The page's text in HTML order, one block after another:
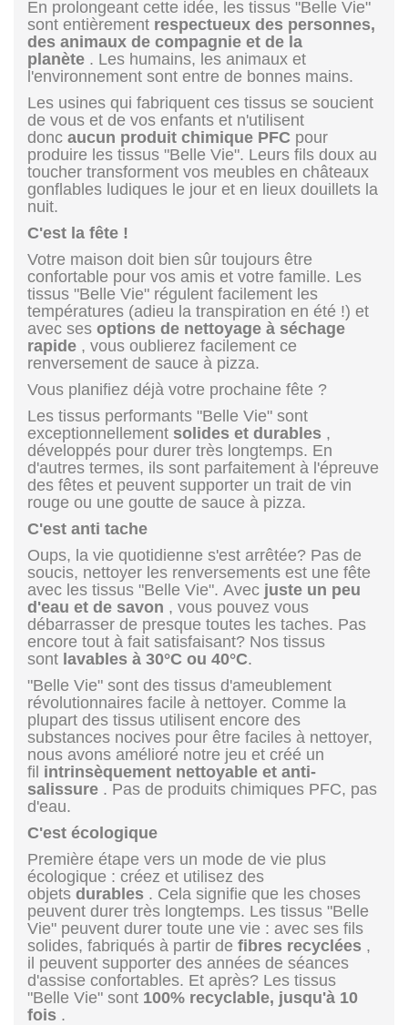
En prolongeant cette idée, les tissus "Belle Vie"
sont entièrement respectueux des personnes,
des animaux de compagnie et de la
planète . Les humains, les animaux et
l'environnement sont entre de bonnes mains.
Les usines qui fabriquent ces tissus se soucient
de vous et de vos enfants et n'utilisent
donc aucun produit chimique PFC pour
produire les tissus "Belle Vie". Leurs fils doux au
toucher transforment vos meubles en châteaux
gonflables ludiques le jour et en lieux douillets la
nuit.
C'est la fête !
Votre maison doit bien sûr toujours être
confortable pour vos amis et votre famille. Les
tissus "Belle Vie" régulent facilement les
températures (adieu la transpiration en été !) et
avec ses options de nettoyage à séchage
rapide , vous oublierez facilement ce
renversement de sauce à pizza.
Vous planifiez déjà votre prochaine fête ?
Les tissus performants "Belle Vie" sont
exceptionnellement solides et durables ,
développés pour durer très longtemps. En
d'autres termes, ils sont parfaitement à l'épreuve
des fêtes et peuvent supporter un trait de vin
rouge ou une goutte de sauce à pizza.
C'est anti tache
Oups, la vie quotidienne s'est arrêtée? Pas de
soucis, nettoyer les renversements est une fête
avec les tissus "Belle Vie". Avec juste un peu
d'eau et de savon , vous pouvez vous
débarrasser de presque toutes les taches. Pas
encore tout à fait satisfaisant? Nos tissus
sont lavables à 30°C ou 40°C.
"Belle Vie" sont des tissus d'ameublement
révolutionnaires facile à nettoyer. Comme la
plupart des tissus utilisent encore des
substances nocives pour être faciles à nettoyer,
nous avons amélioré notre jeu et créé un
fil intrinsèquement nettoyable et anti-
salissure . Pas de produits chimiques PFC, pas
d'eau.
C'est écologique
Première étape vers un mode de vie plus
écologique : créez et utilisez des
objets durables . Cela signifie que les choses
peuvent durer très longtemps. Les tissus "Belle
Vie" peuvent durer toute une vie : avec ses fils
solides, fabriqués à partir de fibres recyclées ,
il peuvent supporter des années de séances
d'assise confortables. Et après? Les tissus
"Belle Vie" sont 100% recyclable, jusqu'à 10
fois .